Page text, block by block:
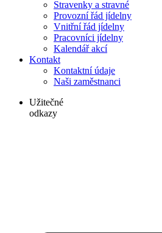
Stravenky a stravné
Provozní řád jídelny
Vnitřní řád jídelny
Pracovníci jídelny
Kalendář akcí
Kontakt
Kontaktní údaje
Naši zaměstnanci
Užitečné
odkazy